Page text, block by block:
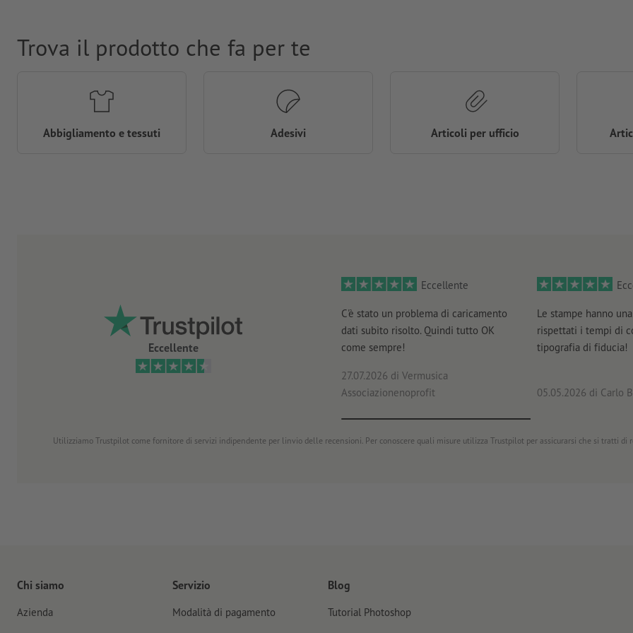
Eccellente
Eccellente
C'è stato un problema di caricamento
dati subito risolto. Quindi tutto OK
come sempre!
27.07.2026 di Vermusica
Associazionenoprofit
Le stampe hanno
rispettati i tempi di
tipografia di fiducia!
05.05.2026 di Carlo
Utilizziamo Trustpilot come fornitore di servizi indipendente per linvio delle recensioni. Per conoscere quali misure utilizza Trustpilot per assicurarsi che si tratti di
Trova il prodotto che fa per te
Abbigliamento e tessuti Adesivi Articoli per ufficio
Chi siamo
Azienda
Servizio
Modalità di pagamento
Blog
Tutorial Photoshop